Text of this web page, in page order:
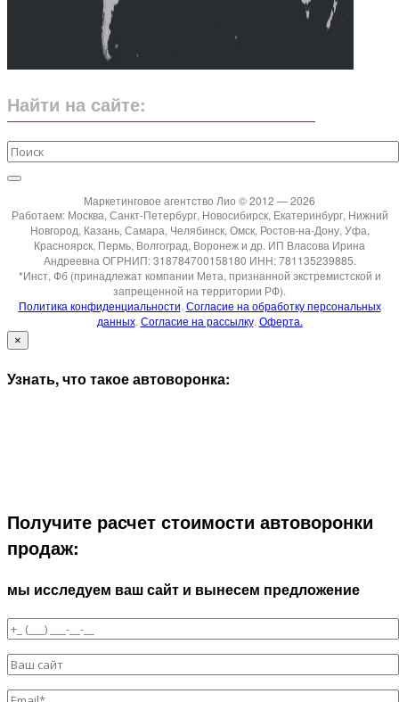
Найти на сайте:
Маркетинговое агентство Лио © 2012 — 2026
Работаем: Москва, Санкт-Петербург, Новосибирск, Екатеринбург, Нижний
Новгород, Казань, Самара, Челябинск, Омск, Ростов-на-Дону, Уфа,
Красноярск, Пермь, Волгоград, Воронеж и др. ИП Власова Ирина
Андреевна ОГРНИП: 318784700158180 ИНН: 781135239885.
*Инст, Фб (принадлежат компании Мета, признанной экстремистской и
запрещенной на территории РФ).
Политика конфиденциальности. Согласие на обработку персональных
данных. Согласие на рассылку. Оферта.
×
Узнать, что такое автоворонка:
Получите расчет стоимости автоворонки
продаж:
мы исследуем ваш сайт и вынесем предложение